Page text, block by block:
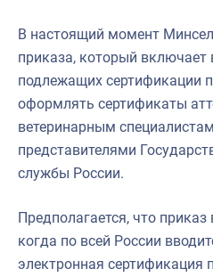
В настоящий момент
приказа, который включает
подлежащих сертификации
оформлять сертификаты
ветеринарным
представителями
службы России.
Предполагается, что
когда по всей России
электронная сертификация